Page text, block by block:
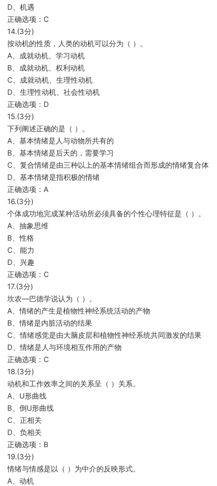
D、机遇
正确选项：C
14.(3分)
按动机的性质，人类的动机可以分为（ ）。
A、成就动机、学习动机
B、成就动机、权利动机
C、成就动机、生理性动机
D、生理性动机、社会性动机
正确选项：D
15.(3分)
下列阐述正确的是（ ）。
A、基本情绪是人与动物所共有的
B、基本情绪是后天的，需要学习
C、复合情绪是由三种以上的基本情绪组合而形成的情绪复合体
D、基本情绪是指积极的情绪
正确选项：A
16.(3分)
个体成功地完成某种活动所必须具备的个性心理特征是（ ）。
A、抽象思维
B、性格
C、能力
D、兴趣
正确选项：C
17.(3分)
坎农—巴德学说认为（ ）。
A、情绪的产生是植物性神经系统活动的产物
B、情绪是内脏活动的结果
C、情绪感觉是由大脑皮层和植物性神经系统共同激发的结果
D、情绪是人与环境相互作用的产物
正确选项：C
18.(3分)
动机和工作效率之间的关系呈（ ）关系。
A、U形曲线
B、倒U形曲线
C、正相关
D、负相关
正确选项：B
19.(3分)
情绪与情感是以（ ）为中介的反映形式。
A、动机